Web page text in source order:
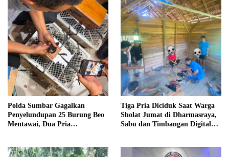
Polda Sumbar Gagalkan
Penyelundupan 25 Burung Beo
Mentawai, Dua Pria
Tiga Pria Diciduk Saat Warga
Sholat Jumat di Dharmasraya,
Sabu dan Timbangan Digital